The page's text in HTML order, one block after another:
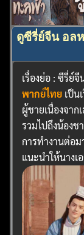
ดูซีรี่ย์จีน อล
เรื่องย่อ : ซีรี่ย์จี
พากย์ไทย เป็น
ผู้ชายเนื่องจาก
รวมไปถึงน้องช
การทำงานต่อม
แนะนำให้นางเ